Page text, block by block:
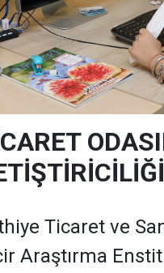
Ticaret ve
Araştırma